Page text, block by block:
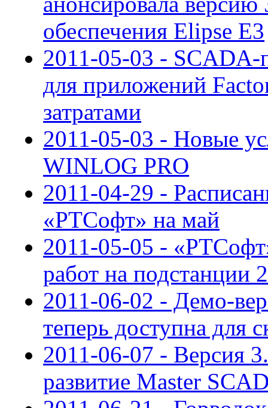
обеспечения Elipse E3
2011-05-03 - SCADA-
для приложений
затратами
2011-05-03 - Новые
WINLOG PRO
2011-04-29 -
«РТСофт» на май
2011-05-05 -
работ на подстанции
2011-06-02 - Демо-
теперь доступна для
2011-06-07 - Версия
развитие Master